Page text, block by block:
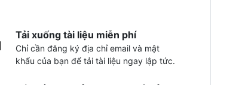
Tải xuống tài liệu miễn phí
Chỉ cần đăng ký địa chỉ email và mật
khẩu của bạn để tải tài liệu ngay lập tức.